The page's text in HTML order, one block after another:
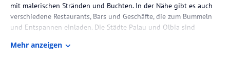
mit malerischen Stränden und Buchten. In der Nähe gibt es auch
verschiedene Restaurants, Bars und Geschäfte, die zum Bummeln
und Entspannen einladen. Die Städte Palau und Olbia sind
Ausflüge und Unterhaltung.
Mehr anzeigen